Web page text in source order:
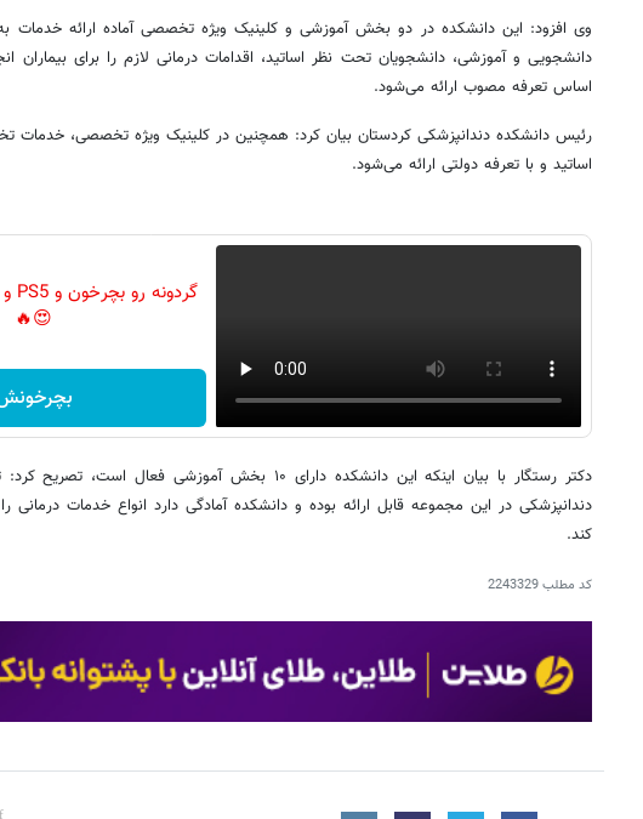
وی افزود: این دانشکده در دو بخش آموزشی و کلینیک ویژه تخصصی آماده ارائه خدمات
دانشجویی و آموزشی، دانشجویان تحت نظر اساتید، اقدامات درمانی لازم را برای بیماران
اساس تعرفه مصوب ارائه می‌شود.
رئیس دانشکده دندانپزشکی کردستان بیان کرد: همچنین در کلینیک ویژه تخصصی، خدمات
اساتید و با تعرفه دولتی ارائه می‌شود.
😍🔥
دکتر رستگار با بیان اینکه این دانشکده دارای ۱۰ بخش آموزشی
دندانپزشکی در این مجموعه قابل ارائه بوده و دانشکده آمادگی دارد انواع خدمات درمانی
کند.
کد مطلب2243329